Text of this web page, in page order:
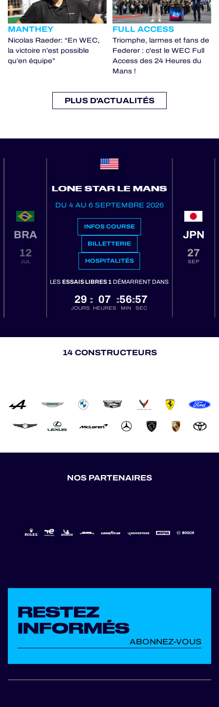
MANTHEY
Nicolas Raeder: “En WEC,
la victoire n’est possible
qu’en équipe”
FULL ACCESS
Triomphe, larmes et fans de
Federer : c'est le WEC Full
Access des 24 Heures du
Mans !
PLUS D'ACTUALITÉS
BRA
12
JUL
LONE STAR LE MANS
DU 4 AU 6 SEPTEMBRE 2026
INFOS COURSE
BILLETTERIE
HOSPITALITÉS
LESESSAIS LIBRES 1 DÉMARRENT DANS
29
JOURS
: 07
HEURES
:56
MIN
:57
SEC
JPN
27
SEP
14 CONSTRUCTEURS
NOS PARTENAIRES
RESTEZ
INFORMÉS
ABONNEZ-VOUS